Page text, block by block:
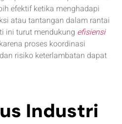
efektif ketika menghadapi
atau tantangan dalam rantai
ini turut mendukung efisiensi
karena proses koordinasi
risiko keterlambatan dapat
Industri